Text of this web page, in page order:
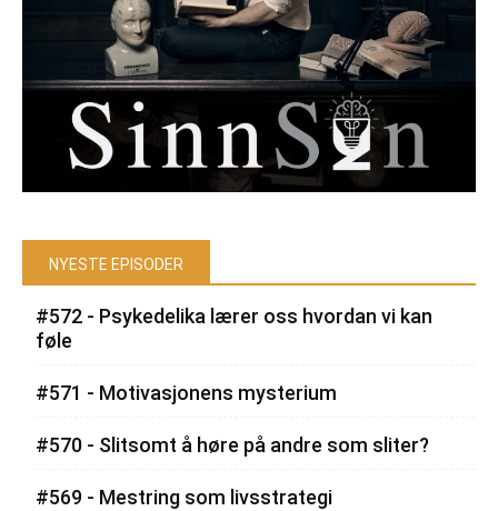
NYESTE EPISODER
#572 - Psykedelika lærer oss hvordan vi kan
føle
#571 - Motivasjonens mysterium
#570 - Slitsomt å høre på andre som sliter?
#569 - Mestring som livsstrategi